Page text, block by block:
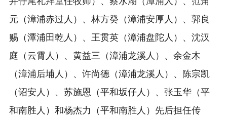
元（漳浦赤过人）、林方癸（漳浦安厚人）、郭良
赐（潭浦田乾人）、王贯英（漳浦盘陀人）、沈汉
庭（云霄人）、黄益三（漳浦龙溪人）、余金木
（漳浦后埔人）、许尚德（漳浦龙溪人）、陈宗凯
（诏安人）、苏施恩（平和坂仔人）、张玉华（平
和南胜人）和杨杰力（平和南胜人）先后担任传